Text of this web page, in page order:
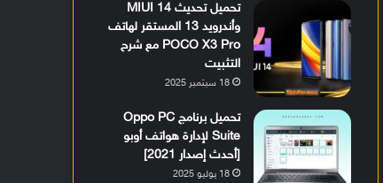
تحميل تحديث MIUI 14
وأندرويد 13 المستقر لهاتف
POCO X3 Pro مع شرح
التثبيت
18 سبتمبر 2025
تحميل برنامج Oppo PC
Suite لإدارة هواتف أوبو
[أحدث إصدار 2021]
18 يوليو 2025